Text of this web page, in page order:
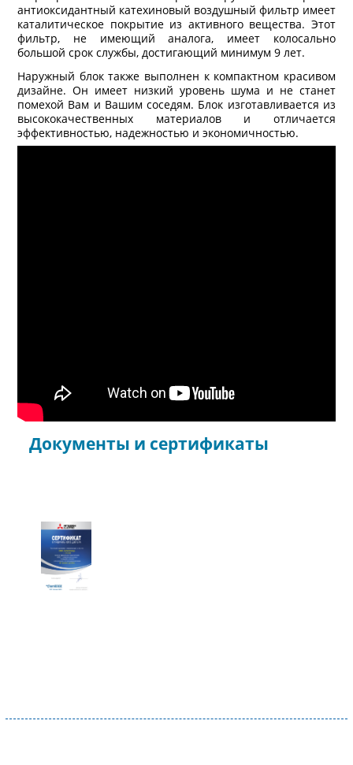
антиоксидантный катехиновый воздушный фильтр имеет
каталитическое покрытие из активного вещества. Этот
фильтр, не имеющий аналога, имеет колосально
большой срок службы, достигающий минимум 9 лет.
Наружный блок также выполнен к компактном красивом
дизайне. Он имеет низкий уровень шума и не станет
помехой Вам и Вашим соседям. Блок изготавливается из
высококачественных материалов и отличается
эффективностью, надежностью и экономичностью.
Документы и сертификаты